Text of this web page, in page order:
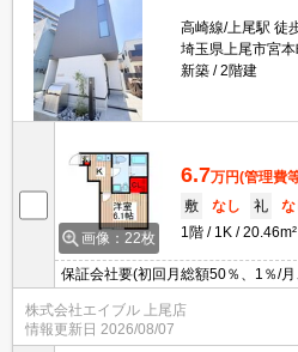
高崎線/上尾駅 徒
埼玉県上尾市宮
新築
2階建
画像：22枚
6.7万円(管理費
敷
なし 礼
な
1階
1K 20.46m²
保証会社要(初回月総額50％、1％/
ネット無料。内見予約受付中。現地
オンライン内見対応可。最寄り駅ま
株式会社エイブル 上尾店
情報更新日 2026/08/07